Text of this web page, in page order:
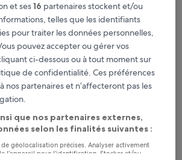
Matana Pomena
Pomena
à vin Matusko
(17 avis)
Le
nouveau
de
94 €
94 €
Casa by Aminess
et ses16 partenaires stockent et/ou
telles que les identifiants
pour traiter les données personnelles,
pouvez accepter ou gérer vos
ci-dessous ou à tout moment sur
de confidentialité. Ces préférences
nos partenaires et n’affecteront pas les
que nos partenaires externes,
selon les finalités suivantes :
géolocalisation précises. Analyser activement
l’appareil pour l’identification. Stocker et/ou